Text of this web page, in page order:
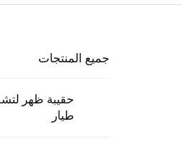
جميع المنتجات
حقيبة ظهر
طيار